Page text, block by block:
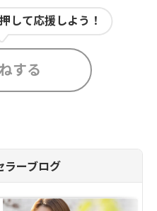
して応援しよう！
する
ラーブログ